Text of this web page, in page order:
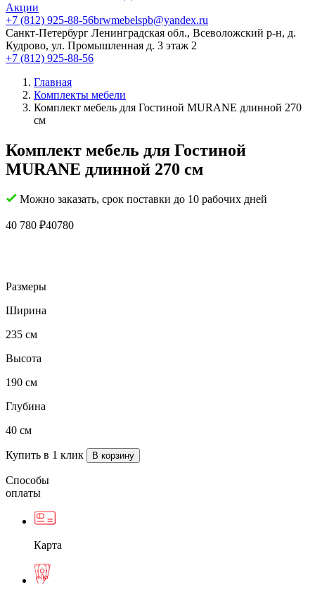
Акции
+7 (812) 925-88-56brwmebelspb@yandex.ru
Санкт-Петербург Ленинградская обл., Всеволожский р-н, д.
Кудрово, ул. Промышленная д. 3 этаж 2
+7 (812) 925-88-56
Главная
Комплекты мебели
Комплект мебель для Гостиной MURANE длинной 270
см
Комплект мебель для Гостиной
MURANE длинной 270 см
Можно заказать, срок поставки до 10 рабочих дней
40 780 ₽40780
Размеры
Ширина
235 см
Высота
190 см
Глубина
40 см
Купить в 1 клик
Способы
оплаты
Карта